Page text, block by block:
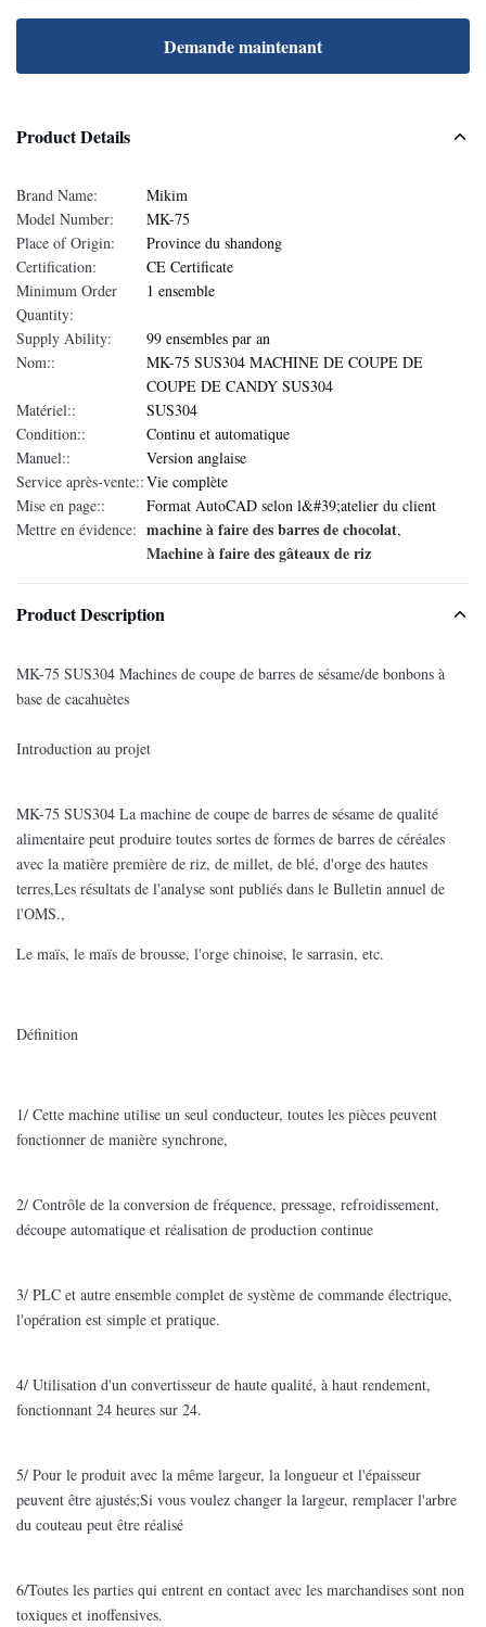
Demande maintenant
Product Details
Brand Name:
Mikim
Model Number:
MK-75
Place of Origin:
Province du shandong
Certification:
CE Certificate
Minimum Order
Quantity:
1 ensemble
Supply Ability:
99 ensembles par an
Nom::
MK-75 SUS304 MACHINE DE COUPE DE
COUPE DE CANDY SUS304
Matériel::
SUS304
Condition::
Continu et automatique
Manuel::
Version anglaise
Service après-vente::Vie complète
Mise en page::
Format AutoCAD selon l&#39;atelier du client
Mettre en évidence: machine à faire des barres de chocolat,
Machine à faire des gâteaux de riz
Product Description
MK-75 SUS304 Machines de coupe de barres de sésame/de bonbons à
base de cacahuètes
Introduction au projet
MK-75 SUS304 La machine de coupe de barres de sésame de qualité
alimentaire peut produire toutes sortes de formes de barres de céréales
avec la matière première de riz, de millet, de blé, d'orge des hautes
terres,Les résultats de l'analyse sont publiés dans le Bulletin annuel de
l'OMS.,
Le maïs, le maïs de brousse, l'orge chinoise, le sarrasin, etc.
Définition
1/ Cette machine utilise un seul conducteur, toutes les pièces peuvent
fonctionner de manière synchrone,
2/ Contrôle de la conversion de fréquence, pressage, refroidissement,
découpe automatique et réalisation de production continue
3/ PLC et autre ensemble complet de système de commande électrique,
l'opération est simple et pratique.
4/ Utilisation d'un convertisseur de haute qualité, à haut rendement,
fonctionnant 24 heures sur 24.
5/ Pour le produit avec la même largeur, la longueur et l'épaisseur
peuvent être ajustés;Si vous voulez changer la largeur, remplacer l'arbre
du couteau peut être réalisé
6/Toutes les parties qui entrent en contact avec les marchandises sont non
toxiques et inoffensives.